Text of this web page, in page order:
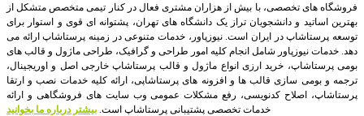
فروشگاه های تخصصی، با بیش از هزاران مشتری فعال در کنار تیمی متخصص متشکل از
بهترین اساتید و دانشجویان تراز یک دانشگاه های تهران، پشتوانه ای قوی و استوار برای
توسعه پرستاشاپ در ایران است.نیوزپاور، خدمات متنوعی در زمینه پرستاشاپ ارائه می
دهد. خدمات نیوزپاور شامل انجام کلیه امور طراحی و گرافیک، طراحی ماژول و قالب های
بومی پرستاشاپ، خرید ارزی انواع ماژول و قالب پرستاشاپ خارجی اصل و اوریجینال،
ترجمه و بومی سازی قالب ها و افزونه های پرستاشاپی، ارائه کلیه خدمات نصب و ارتقا
پرستاشاپ، اصلاح کدنویسی، رفع مشکلات عمومی وب سایت های فروشگاهی و ارائه
خدمات تخصصی پشتیبانی پرستاشاپ است. بیشتر درباره ما بخوانید